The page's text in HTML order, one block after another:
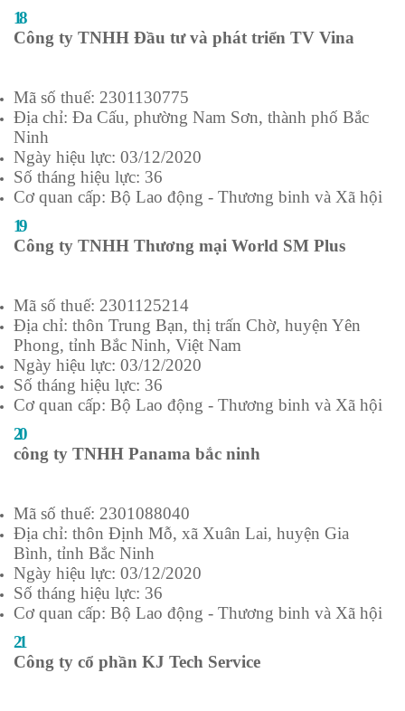
18
Công ty TNHH Đầu tư và phát triển TV Vina
Mã số thuế: 2301130775
Địa chỉ: Đa Cấu, phường Nam Sơn, thành phố Bắc
Ninh
Ngày hiệu lực: 03/12/2020
Số tháng hiệu lực: 36
Cơ quan cấp: Bộ Lao động - Thương binh và Xã hội
19
Công ty TNHH Thương mại World SM Plus
Mã số thuế: 2301125214
Địa chỉ: thôn Trung Bạn, thị trấn Chờ, huyện Yên
Phong, tỉnh Bắc Ninh, Việt Nam
Ngày hiệu lực: 03/12/2020
Số tháng hiệu lực: 36
Cơ quan cấp: Bộ Lao động - Thương binh và Xã hội
20
công ty TNHH Panama bắc ninh
Mã số thuế: 2301088040
Địa chỉ: thôn Định Mỗ, xã Xuân Lai, huyện Gia
Bình, tỉnh Bắc Ninh
Ngày hiệu lực: 03/12/2020
Số tháng hiệu lực: 36
Cơ quan cấp: Bộ Lao động - Thương binh và Xã hội
21
Công ty cổ phần KJ Tech Service